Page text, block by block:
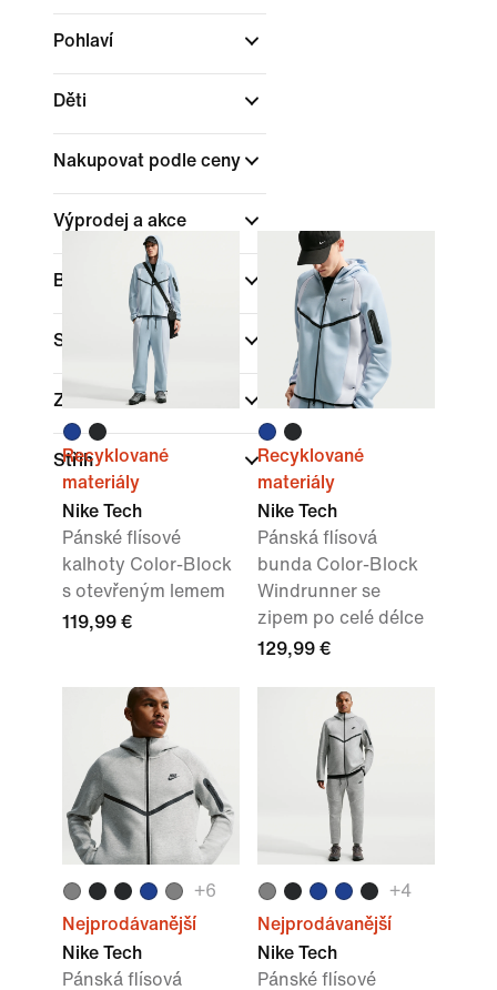
Pohlaví
Děti
Nakupovat podle ceny
Výprodej a akce
Barva
Sporty
Značka
Střih
Recyklované
materiály
Nike Tech
Pánské flísové
kalhoty Color-Block
s otevřeným lemem
119,99 €
Recyklované
materiály
Nike Tech
Pánská flísová
bunda Color-Block
Windrunner se
zipem po celé délce
129,99 €
+6
Nejprodávanější
Nike Tech
Pánská flísová
+4
Nejprodávanější
Nike Tech
Pánské flísové